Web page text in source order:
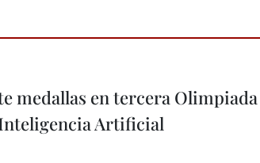
medallas en tercera Olimpiada
Artificial